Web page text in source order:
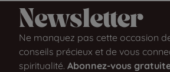
Newsletter​
Ne manquez pas cette occasion
conseils précieux et de vous
spiritualité.Abonnez-vous